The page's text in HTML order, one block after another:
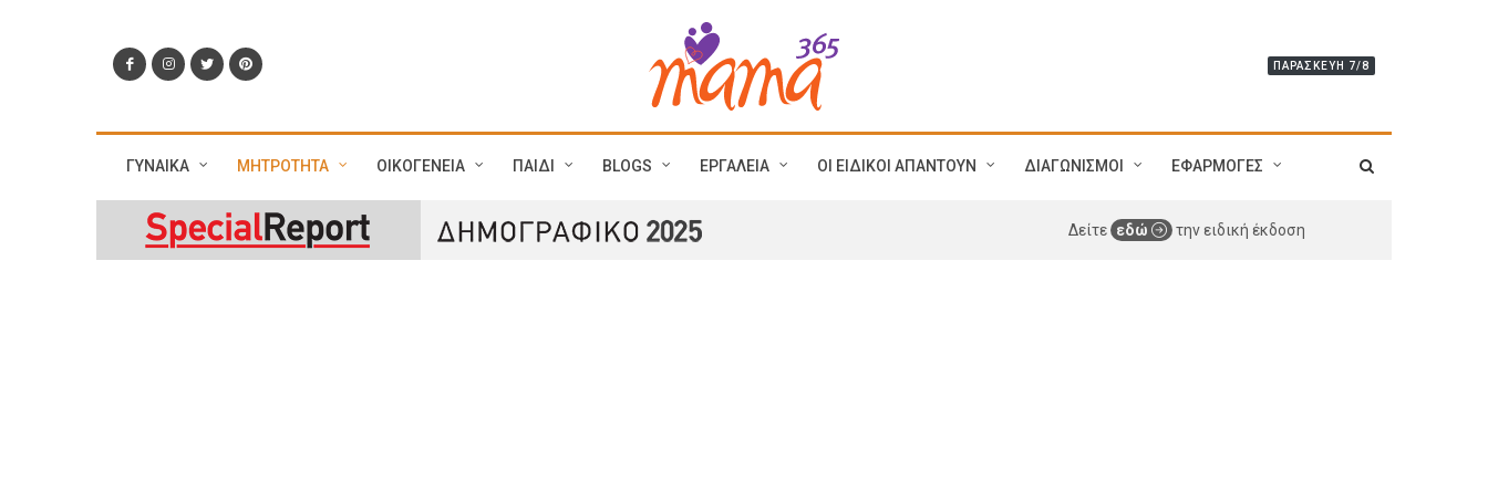
ΠΑΡΑΣΚΕΥΉ 7/8
ΓΥΝΑΙΚΑ ΜΗΤΡΟΤΗΤΑ ΟΙΚΟΓΕΝΕΙΑ ΠΑΙΔΙ BLOGS ΕΡΓΑΛΕΙΑ ΟΙ ΕΙΔΙΚΟΙ ΑΠΑΝΤΟΥΝ ΔΙΑΓΩΝΙΣΜΟΙ ΕΦΑΡΜΟΓΕΣ
Δείτε εδώ την ειδική έκδοση